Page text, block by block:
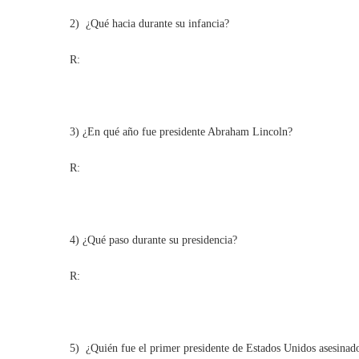
2) ¿Qué hacia durante su infancia?
R:
3) ¿En qué año fue presidente Abraham Lincoln?
R:
4) ¿Qué paso durante su presidencia?
R:
5) ¿Quién fue el primer presidente de Estados Unidos